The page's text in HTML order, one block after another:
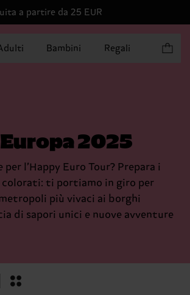
a partire da 25 EUR
Bambini Regali
2025
l’Happy Euro Tour? Prepara i
ti portiamo in giro per
più vivaci ai borghi
di sapori unici e nuove avventure